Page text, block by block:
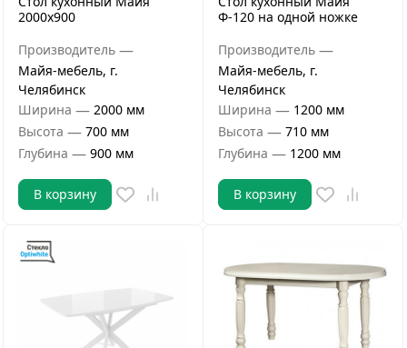
2000х900
Производитель —
Майя-мебель, г.
Челябинск
Ширина — 2000 мм
Высота — 700 мм
Глубина — 900 мм
В корзину
Ф-120 на одной ножке
Производитель —
Майя-мебель, г.
Челябинск
Ширина — 1200 мм
Высота — 710 мм
Глубина — 1200 мм
В корзину